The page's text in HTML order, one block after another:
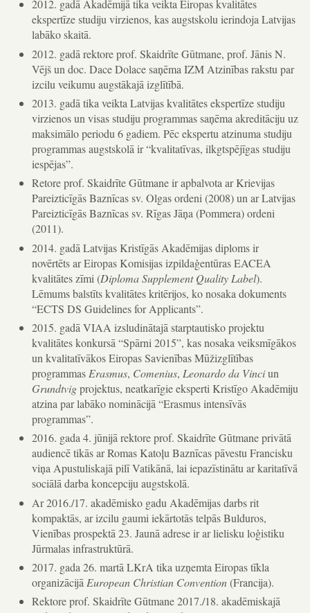
2012. gadā Akadēmijā tika veikta Eiropas kvalitātes
ekspertīze studiju virzienos, kas augstskolu ierindoja Latvijas
labāko skaitā.
2012. gadā rektore prof. Skaidrīte Gūtmane, prof. Jānis N.
Vējš un doc. Dace Dolace saņēma IZM Atzinības rakstu par
izcilu veikumu augstākajā izglītībā.
2013. gadā tika veikta Latvijas kvalitātes ekspertīze studiju
virzienos un visas studiju programmas saņēma akreditāciju uz
maksimālo periodu 6 gadiem. Pēc ekspertu atzinuma studiju
programmas augstskolā ir “kvalitatīvas, ilkgtspējīgas studiju
iespējas”.
Retore prof. Skaidrīte Gūtmane ir apbalvota ar Krievijas
Pareizticīgās Baznīcas sv. Olgas ordeni (2008) un ar Latvijas
Pareizticīgās Baznīcas sv. Rīgas Jāņa (Pommera) ordeni
(2011).
2014. gadā Latvijas Kristīgās Akadēmijas diploms ir
novērtēts ar Eiropas Komisijas izpildaģentūras EACEA
kvalitātes zīmi (Diploma Supplement Quality Label).
Lēmums balstīts kvalitātes kritērijos, ko nosaka dokuments
“ECTS DS Guidelines for Applicants”.
2015. gadā VIAA izsludinātajā starptautisko projektu
kvalitātes konkursā “Spārni 2015”, kas nosaka veiksmīgākos
un kvalitatīvākos Eiropas Savienības Mūžizglītības
programmas Erasmus, Comenius, Leonardo da Vinciun
Grundtvigprojektus, neatkarīgie eksperti Kristīgo Akadēmiju
atzina par labāko nominācijā “Erasmus intensīvās
programmas”.
2016. gada 4. jūnijā rektore prof. Skaidrīte Gūtmane privātā
audiencē tikās ar Romas Katoļu Baznīcas pāvestu Francisku
viņa Apustuliskajā pilī Vatikānā, lai iepazīstinātu ar karitatīvā
sociālā darba koncepciju augstskolā.
Ar 2016./17. akadēmisko gadu Akadēmijas darbs rit
kompaktās, ar izcilu gaumi iekārtotās telpās Bulduros,
Vienības prospektā 23. Jaunā adrese ir ar lielisku loģistiku
Jūrmalas infrastruktūrā.
2017. gada 26. martā LKrA tika uzņemta Eiropas tīkla
organizācijā European Christian Convention(Francija).
Rektore prof. Skaidrīte Gūtmane 2017./18. akadēmiskajā